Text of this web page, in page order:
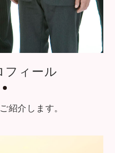
フィール
紹介します。